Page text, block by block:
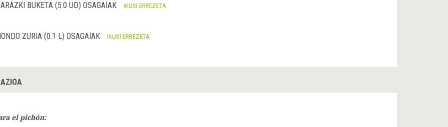
BUKETA (5.0 UD) OSAGAIAK IKUSI ERREZETA
ZURIA (0.1 L) OSAGAIAK IKUSI ERREZETA
el pichón: